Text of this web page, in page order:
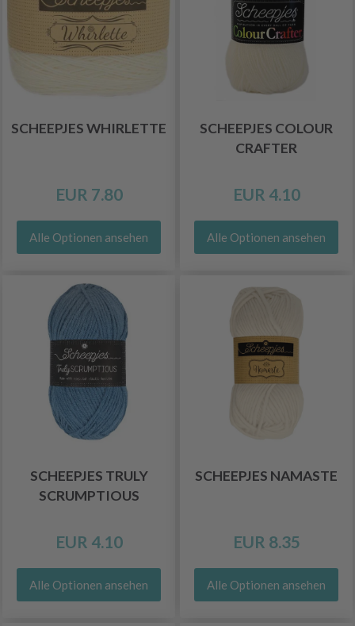
SCHEEPJES WHIRLETTE
EUR 7.80
Alle Optionen ansehen
SCHEEPJES COLOUR
CRAFTER
EUR 4.10
Alle Optionen ansehen
SCHEEPJES TRULY
SCRUMPTIOUS
EUR 4.10
Alle Optionen ansehen
SCHEEPJES NAMASTE
EUR 8.35
Alle Optionen ansehen